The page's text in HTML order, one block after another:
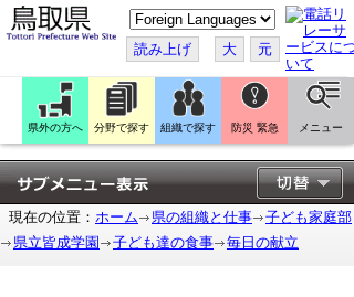
こ
の
ペ
ー
ジ
翻
訳
す
る
読み上げ 大 元
県外の方へ 分野で探す 組織で探す 防災 緊急 メニュー
現在の位置： ホーム 県の組織と仕事
子ども家庭部
県立皆成学園
子ども達の食事 毎日の献立